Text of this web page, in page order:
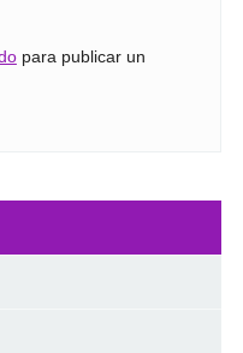
para publicar un